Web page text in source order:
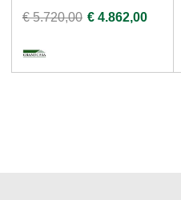
€ 5.720,00 € 4.862,00